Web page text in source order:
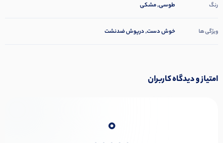
رنگ طوسی, مشکی
ویژگی ها خوش دست, درپوش ضدنشت
امتیاز و دیدگاه کاربران
0